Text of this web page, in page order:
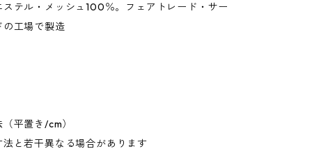
ステル・メッシュ100％。フェアトレード・サー
工場で製造
平置き/cm）
と若干異なる場合があります